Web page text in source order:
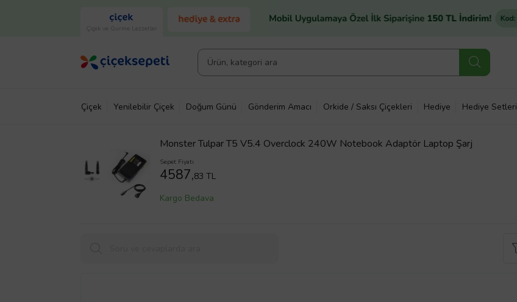
Çiçek ve Gurme Lezzetler
Çiçek Yenilebilir Çiçek Doğum Günü Gönderim Amacı Orkide / Saksı Çiçekleri Hediye Hediye Setleri
Monster Tulpar T5 V5.4 Overclock 240W Notebook Adaptör Laptop Şarj
Sepet Fiyatı
4587,83 TL
Kargo Bedava